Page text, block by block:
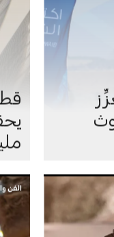
الفن